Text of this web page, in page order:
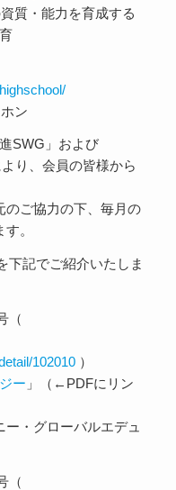
質・能力を育成する
ン
SWG」および
り、会員の皆様から
のご協力の下、毎月の
。
下記でご紹介いたしま
（
102010）
ー 」（←PDFにリン
・グローバルエデュ
（